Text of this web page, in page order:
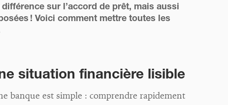
sur l’accord de prêt, mais aussi
! Voici comment mettre toutes les
situation financière lisible
banque est simple : comprendre rapidement